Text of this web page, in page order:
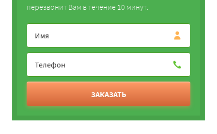
перезвонит Вам в течение 10 минут.
ЗАКАЗАТЬ